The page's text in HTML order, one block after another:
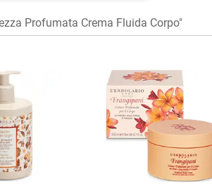
Profumata Crema Fluida Corpo"